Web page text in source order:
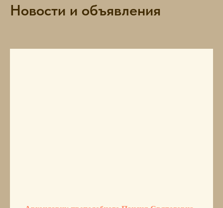
Новости и объявления